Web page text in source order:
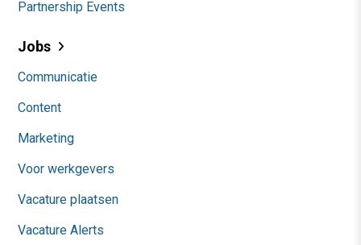
Partnership Events
Jobs
Communicatie
Content
Marketing
Voor werkgevers
Vacature plaatsen
Vacature Alerts